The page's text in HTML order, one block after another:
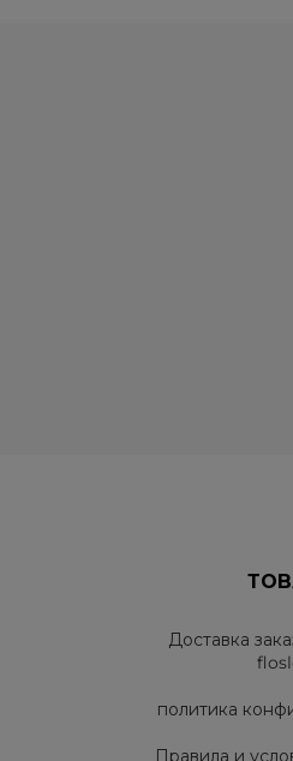
Доставка
политика
Правила и